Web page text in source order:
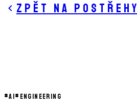
Zpět na postřehy
#AI# ENGINEERING